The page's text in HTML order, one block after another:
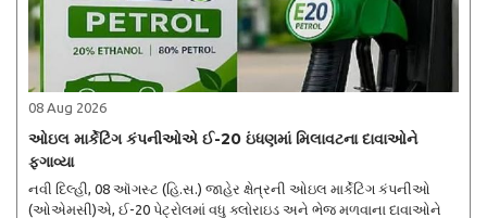
08 Aug 2026
ઓઇલ માર્કેટિંગ કંપનીઓએ ઈ-20 ઇંધણમાં મિલાવટના દાવાઓને
ફગાવ્યા
નવી દિલ્હી, 08 ઑગસ્ટ (હિ.સ.) જાહેર ક્ષેત્રની ઓઇલ માર્કેટિંગ કંપનીઓ
(ઓએમસી)એ, ઈ-20 પેટ્રોલમાં વધુ ક્લોરાઇડ અને ભેજ મળવાના દાવાઓને